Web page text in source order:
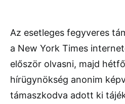
Az esetleges fegyveres
a New York Times
először olvasni, majd
hírügynökség anonim
támaszkodva adott ki